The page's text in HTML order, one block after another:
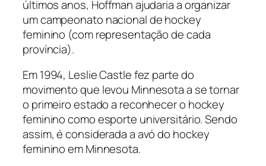
últimos anos, Hoffman ajudaria a organizar
um campeonato nacional dehockey
feminino (com representação de cada
província).
Em 1994, Leslie Castle fez parte do
movimento que levou Minnesota a se tornar
o primeiro estado a reconhecer o hockey
feminino como esporte universitário. Sendo
assim, é considerada a avó do hockey
feminino em Minnesota.